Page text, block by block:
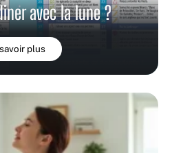
avec la lune ?
plus